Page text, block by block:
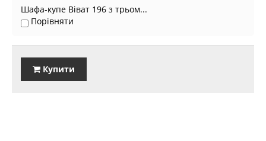
Шафа-купе Віват 196 з трьом...
Порівняти
Купити